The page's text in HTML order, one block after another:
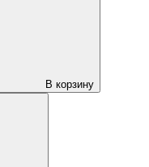
В корзину